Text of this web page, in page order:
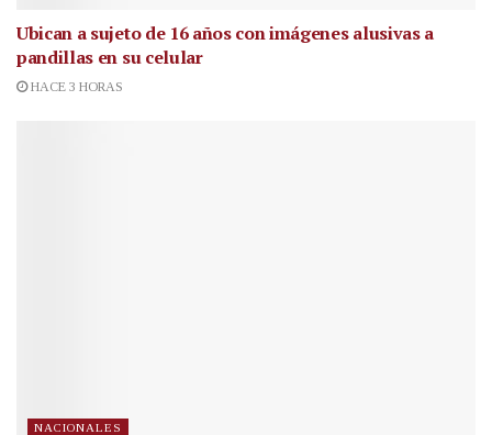
Ubican a sujeto de 16 años con imágenes alusivas a
pandillas en su celular
HACE 3 HORAS
NACIONALES